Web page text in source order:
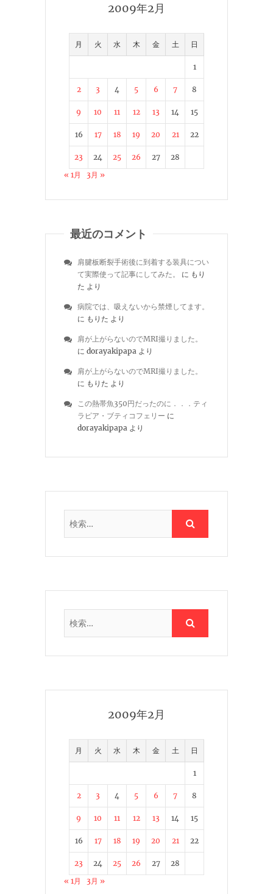
2009年2月
月 火 水 木 金 土 日
1
2 3 4 5 6 7 8
9 10 11 12 13 14 15
16 17 18 19 20 21 22
23 24 25 26 27
28
« 1月
3月 »
最近のコメント
肩腱板断裂手術後に到着する装具につい
て実際使って記事にしてみた。
に もり
た より
病院では、吸えないから禁煙してます。
に もりた より
肩が上がらないのでMRI撮りました。
に dorayakipapa より
肩が上がらないのでMRI撮りました。
に もりた より
この熱帯魚350円だったのに．．．ティ
ラピア・ブティコフェリー に
dorayakipapa より
2009年2月
月 火 水 木 金 土 日
1
2 3 4 5 6 7 8
9 10 11 12 13 14 15
16 17 18 19 20 21 22
23 24 25 26 27
28
« 1月
3月 »